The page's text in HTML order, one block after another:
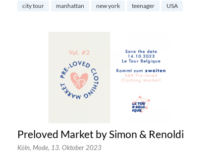
city tour manhattan new york teenager USA
Preloved Market by Simon & Renoldi
Köln, Mode, 13. Oktober 2023